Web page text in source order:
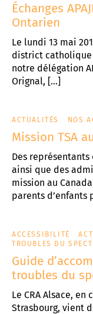
Échanges
Ontarien
Le lundi 13 mai
district catholique
notre délégation
Orignal, […]
ACTUALITÉS NOS
Mission TSA
Des représentants
ainsi que des
mission au
parents d’enfants
ACCESSIBILITÉ
TROUBLES DU
Guide
troubles du
Le CRA Alsace,
Strasbourg, vient